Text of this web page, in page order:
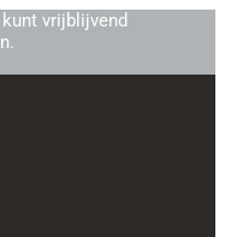
vrijblijvend